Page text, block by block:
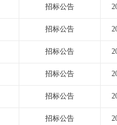
招标公告
招标公告
招标公告
招标公告
招标公告
招标公告